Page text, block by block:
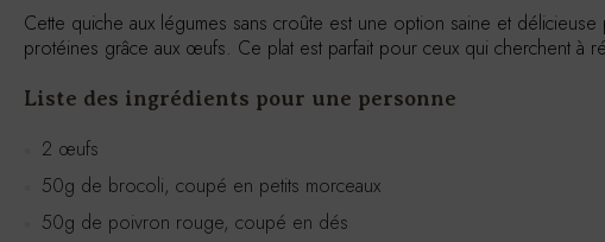
Cette quiche aux légumes sans croûte est une option saine et
protéines grâce aux œufs. Ce plat est parfait pour ceux qui cherchent à
Liste des ingrédients pour une personne
2 œufs
50g de brocoli, coupé en petits morceaux
50g de poivron rouge, coupé en dés